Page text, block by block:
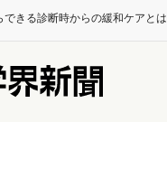
きる診断時からの緩和ケアと